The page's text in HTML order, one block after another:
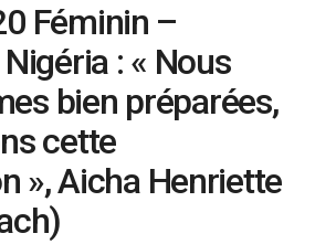
Féminin –
: « Nous
bien préparées,
cette
», Aicha Henriette